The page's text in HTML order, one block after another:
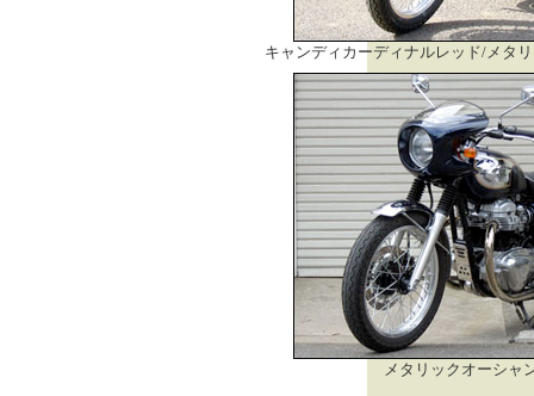
キャンディカーディナルレッド/メタ
メタリックオーシャ